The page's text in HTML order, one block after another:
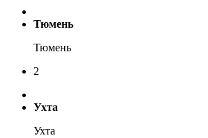
Тюмень
Тюмень
2
Ухта
Ухта